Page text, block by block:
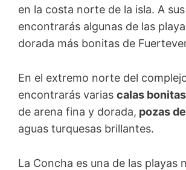
en la costa norte de la isla. A
encontrarás algunas de las
dorada más bonitas de
En el extremo norte del
encontrarás varias calas
de arena fina y dorada, pozas
aguas turquesas brillantes.
La Concha es una de las playas